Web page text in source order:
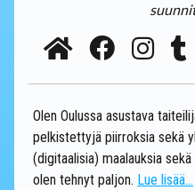
Olen Oulussa asustava
pelkistettyjä piirroksia sekä
(digitaalisia) maalauksia
olen tehnyt paljon. Lue lisää...